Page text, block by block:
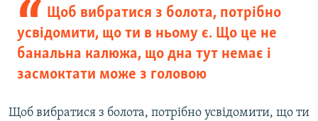
Щоб вибратися з болота, потрібно
усвідомити, що ти в ньому є. Що це не
банальна калюжа, що дна тут немає і
засмоктати може з головою
Щоб вибратися з болота, потрібно усвідомити, що ти